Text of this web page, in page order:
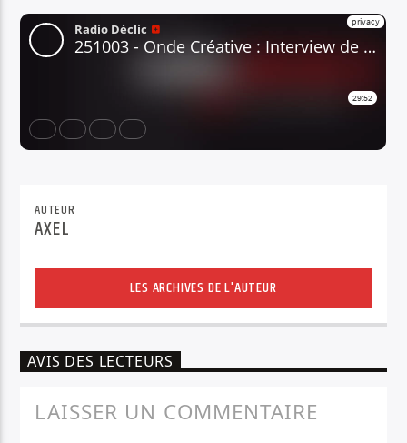
AUTEUR
AXEL
LES ARCHIVES DE L'AUTEUR
AVIS DES LECTEURS
LAISSER UN COMMENTAIRE